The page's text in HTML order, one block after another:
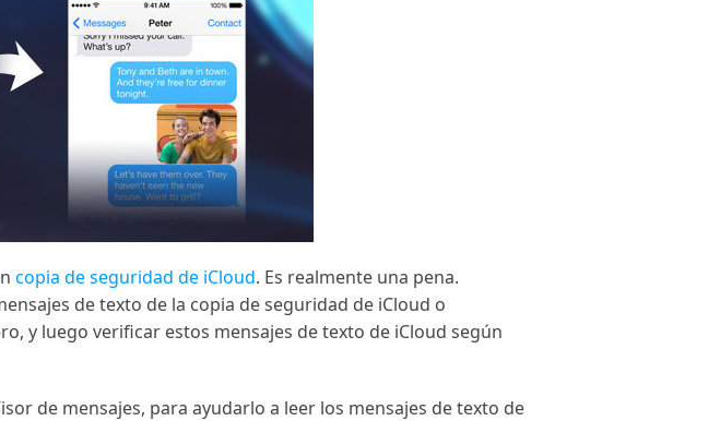
copia de seguridad de iCloud. Es realmente una pena.
de texto de la copia de seguridad de iCloud o
y luego verificar estos mensajes de texto de iCloud según
de mensajes, para ayudarlo a leer los mensajes de texto de